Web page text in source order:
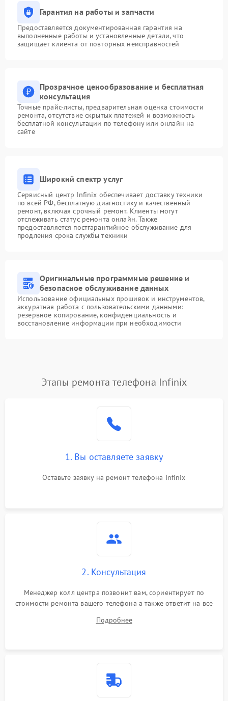
Гарантия на работы и запчасти
Предоставляется документированная гарантия на
выполненные работы и установленные детали, что
защищает клиента от повторных неисправностей
Прозрачное ценообразование и бесплатная
консультация
Точные прайс-листы, предварительная оценка стоимости
ремонта, отсутствие скрытых платежей и возможность
бесплатной консультации по телефону или онлайн на
сайте
Широкий спектр услуг
Сервисный центр Infinix обеспечивает доставку техники
по всей РФ, бесплатную диагностику и качественный
ремонт, включая срочный ремонт. Клиенты могут
отслеживать статус ремонта онлайн. Также
предоставляется постгарантийное обслуживание для
продления срока службы техники
Оригинальные программные решение и
безопасное обслуживание данных
Использование официальных прошивок и инструментов,
аккуратная работа с пользовательскими данными:
резервное копирование, конфиденциальность и
восстановление информации при необходимости
Этапы ремонта телефона Infinix
1. Вы оставляете заявку
Оставьте заявку на ремонт телефона Infinix
2. Консультация
Менеджер колл центра позвонит вам, сориентирует по
стоимости ремонта вашего телефона а также ответит на все
Подробнее